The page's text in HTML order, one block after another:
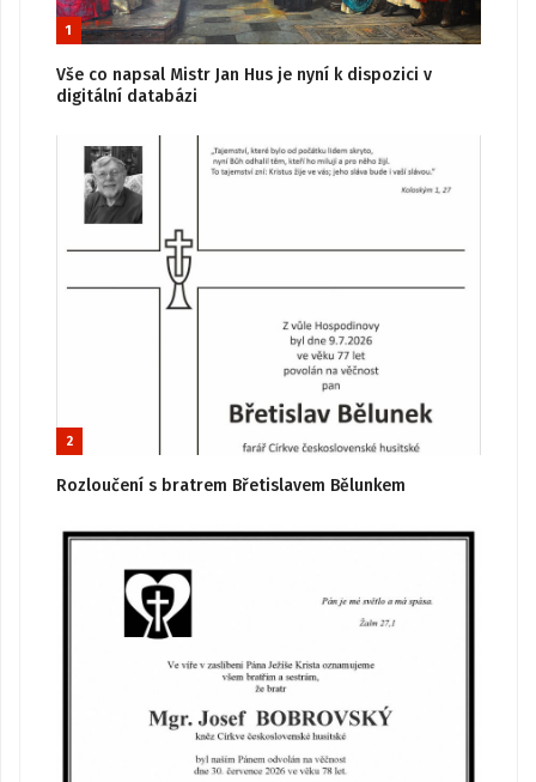
1
Vše co napsal Mistr Jan Hus je nyní k dispozici v
digitální databázi
2
Rozloučení s bratrem Břetislavem Bělunkem